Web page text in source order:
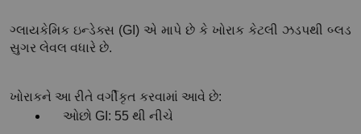
ગ્લાયકેમિક ઇન્ડેક્સ (GI) એ માપે છે કે ખોરાક કેટલી ઝડપથી બ્લડ
સુગર લેવલ વધારે છે.
ખોરાકને આ રીતે વર્ગીકૃત કરવામાં આવે છે:
ઓછો GI: 55 થી નીચે